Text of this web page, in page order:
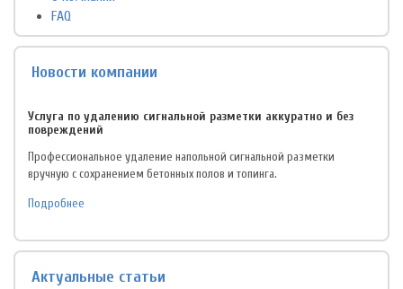
FAQ
Новости компании
Услуга по удалению сигнальной разметки аккуратно и без
повреждений
Профессиональное удаление напольной сигнальной разметки
вручную с сохранением бетонных полов и топинга.
Подробнее
Актуальные статьи